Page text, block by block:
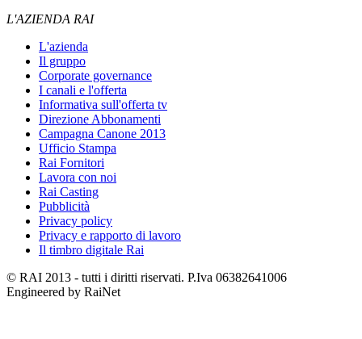
L'AZIENDA RAI
L'azienda
Il gruppo
Corporate governance
I canali e l'offerta
Informativa sull'offerta tv
Direzione Abbonamenti
Campagna Canone 2013
Ufficio Stampa
Rai Fornitori
Lavora con noi
Rai Casting
Pubblicità
Privacy policy
Privacy e rapporto di lavoro
Il timbro digitale Rai
© RAI 2013 - tutti i diritti riservati. P.Iva 06382641006
Engineered by RaiNet